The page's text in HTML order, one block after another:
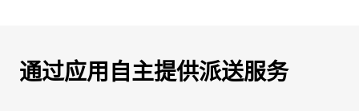
通过应用自主提供派送服务